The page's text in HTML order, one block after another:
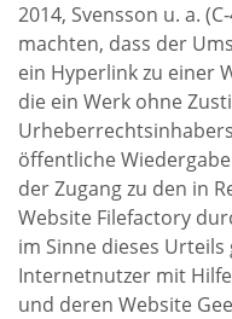
2014, Svensson u. a.
machten, dass der
ein Hyperlink zu einer
die ein Werk ohne
öffentliche
der Zugang zu den in
Website Filefactory
im Sinne dieses
Internetnutzer mit
und deren Website